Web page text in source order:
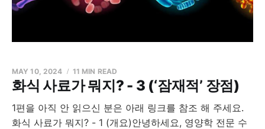
화식 사료가 뭐지? - 3 (‘잠재적’ 장점)
MAY 10, 2024 11 MIN READ
1편을 아직 안 읽으신 분은 아래 링크를 참조 해 주세요.
화식 사료가 뭐지? - 1 (개요)안녕하세요, 영양학 전문 수